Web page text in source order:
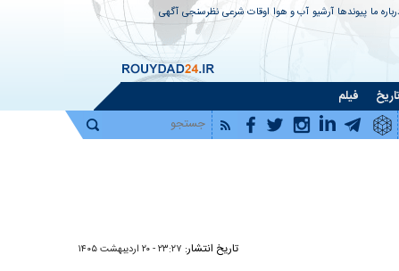
ما پیوندها آرشیو آب و هوا اوقات شرعی نظرسنجی آگهی
تاریخ فیلم
تاریخ انتشار: ۲۳:۲۷ - ۲۰ ارديبهشت ۱۴۰۵